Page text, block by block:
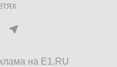
на E1.RU